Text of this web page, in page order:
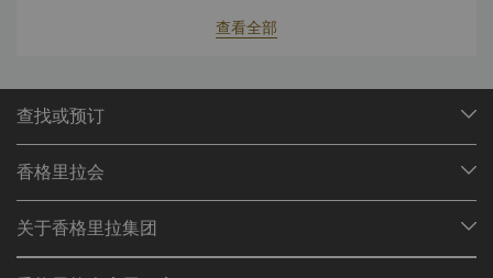
查看全部
查找或预订
查找预订
餐厅与酒吧
香格里拉会
加入香格里拉会
关于香格里拉集团